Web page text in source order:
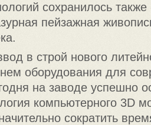
сохранилось также
пейзажная
в строй нового
оборудования для
на заводе успешно
компьютерного 3D
сократить